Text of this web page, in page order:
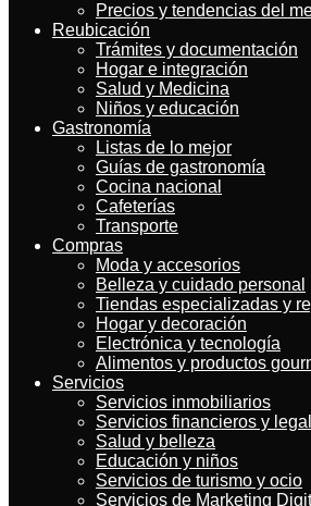
Precios y tendencias del
Reubicación
Trámites y documentación
Hogar e integración
Salud y Medicina
Niños y educación
Gastronomía
Listas de lo mejor
Guías de gastronomía
Cocina nacional
Cafeterías
Transporte
Compras
Moda y accesorios
Belleza y cuidado personal
Tiendas especializadas y
Hogar y decoración
Electrónica y tecnología
Alimentos y productos
Servicios
Servicios inmobiliarios
Servicios financieros y
Salud y belleza
Educación y niños
Servicios de turismo y ocio
Servicios de Marketing